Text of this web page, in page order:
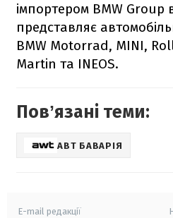
імпортером BMW Group
представляє
BMW Motorrad, MINI,
Martin та INEOS.
Повʼязані теми:
АВТ БАВАРІЯ
E-mail редакції